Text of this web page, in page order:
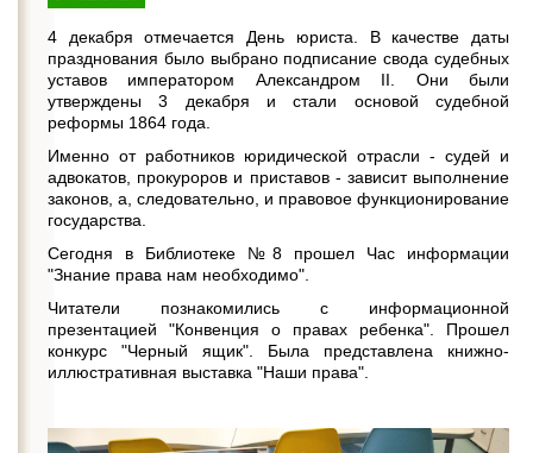
4 декабря отмечается День юриста. В качестве даты
празднования было выбрано подписание свода судебных
уставов императором Александром II. Они были
утверждены 3 декабря и стали основой судебной
реформы 1864 года.
Именно от работников юридической отрасли - судей и
адвокатов, прокуроров и приставов - зависит выполнение
законов, а, следовательно, и правовое функционирование
государства.
Сегодня в Библиотеке №8 прошел Час информации
"Знание права нам необходимо".
Читатели познакомились с информационной
презентацией "Конвенция о правах ребенка". Прошел
конкурс "Черный ящик". Была представлена книжно-
иллюстративная выставка "Наши права".